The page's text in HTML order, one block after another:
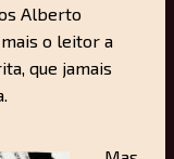
Alberto
o leitor a
que jamais